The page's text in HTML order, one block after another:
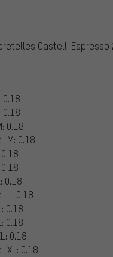
Castelli Espresso
0.18
0.18
0.18
M: 0.18
0.18
L: 0.18
0.18
0.18
0.18
XL: 0.18